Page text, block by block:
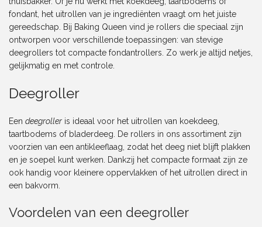
fondant, het uitrollen van je ingrediënten vraagt om het juiste
gereedschap. Bij Baking Queen vind je rollers die speciaal zijn
ontworpen voor verschillende toepassingen: van stevige
deegrollers tot compacte fondantrollers. Zo werk je altijd netjes,
gelijkmatig en met controle.
Deegroller
Een deegroller is ideaal voor het uitrollen van koekdeeg,
taartbodems of bladerdeeg. De rollers in ons assortiment zijn
voorzien van een antikleeflaag, zodat het deeg niet blijft plakken
en je soepel kunt werken. Dankzij het compacte formaat zijn ze
ook handig voor kleinere oppervlakken of het uitrollen direct in
een bakvorm.
Voordelen van een deegroller